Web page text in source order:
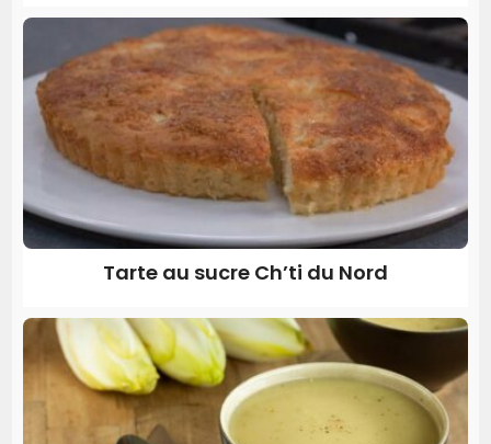
Tarte au sucre Ch’ti du Nord